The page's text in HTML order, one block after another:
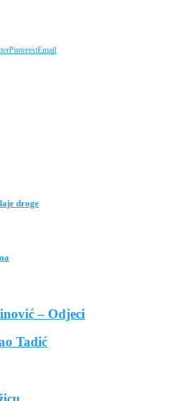
PinterestEmail
droge
– Odjeci
Tadić